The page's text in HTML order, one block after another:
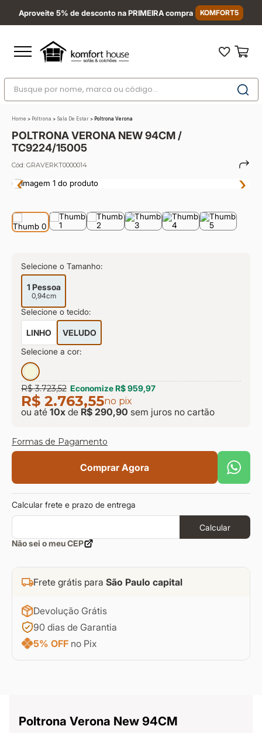
Aproveite 5% de desconto na PRIMEIRA compra KOMFORT5
Busque por nome, marca ou código...
Home > Poltrona > Sala De Estar > Poltrona Verona
POLTRONA VERONA NEW 94CM /
TC9224/15005
Cód: GRAVERKT0000014
‹ ›
Selecione o Tamanho:
1 Pessoa
0,94cm
Selecione o tecido:
LINHO
VELUDO
Selecione a cor:
R$ 3.723,52 EconomizeR$ 959,97
R$ 2.763,55no pix
ou até 10x de R$ 290,90 sem juros no cartão
Formas de Pagamento
Comprar Agora
Calcular frete e prazo de entrega
Calcular
Não sei o meu CEP
Frete grátis para São Paulo capital
Devolução Grátis
90 dias de Garantia
5% OFF no Pix
Poltrona Verona New 94CM
2º
sofá
3º
sofá retrátil
4º
sofá cama
6º
sofá canto
7º
conjuntos
sevilha
prisma